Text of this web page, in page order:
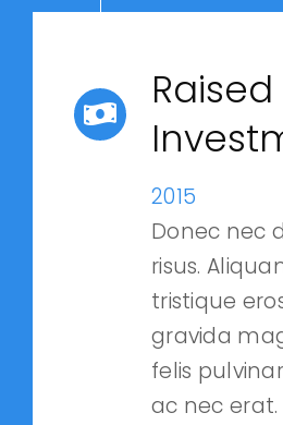
Raised
2015
Donec nec
risus.
tristique
gravida
felis
ac nec